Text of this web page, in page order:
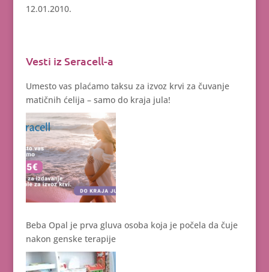
12.01.2010.
Vesti iz Seracell-a
Umesto vas plaćamo taksu za izvoz krvi za čuvanje
matičnih ćelija – samo do kraja jula!
Beba Opal je prva gluva osoba koja je počela da čuje
nakon genske terapije